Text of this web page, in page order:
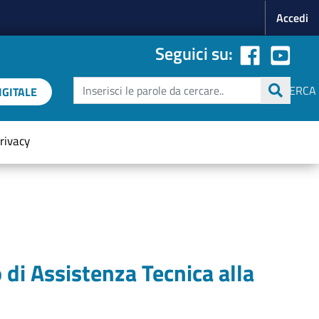
Accedi
Seguici su:
Cerca
CERCA
Assistenza Tecnica alla